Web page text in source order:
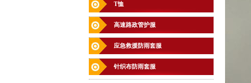
T恤
高速路政管护服
应急救援防雨套服
针织布防雨套服